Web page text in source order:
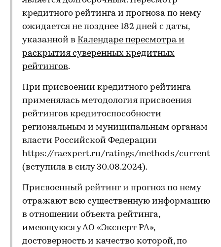
кредитного рейтинга и прогноза по нему
ожидается не позднее 182 дней с даты,
указанной в Календаре пересмотра и
раскрытия суверенных кредитных
рейтингов.
При присвоении кредитного рейтинга
применялась методология присвоения
рейтингов кредитоспособности
региональным и муниципальным органам
власти Российской Федерации
https://raexpert.ru/ratings/methods/current
(вступила в силу 30.08.2024).
Присвоенный рейтинг и прогноз по нему
отражают всю существенную информацию
в отношении объекта рейтинга,
имеющуюся у АО «Эксперт РА»,
достоверность и качество которой, по